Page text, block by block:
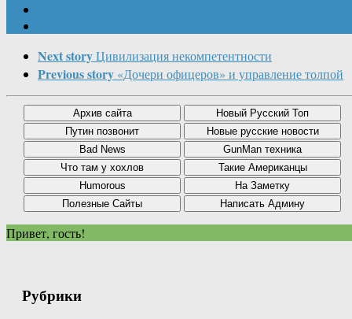
Next storyЦивилизация некомпетентности
Previous story «Дочери офицеров» и управление толпой
Привет, гость!
Рубрики